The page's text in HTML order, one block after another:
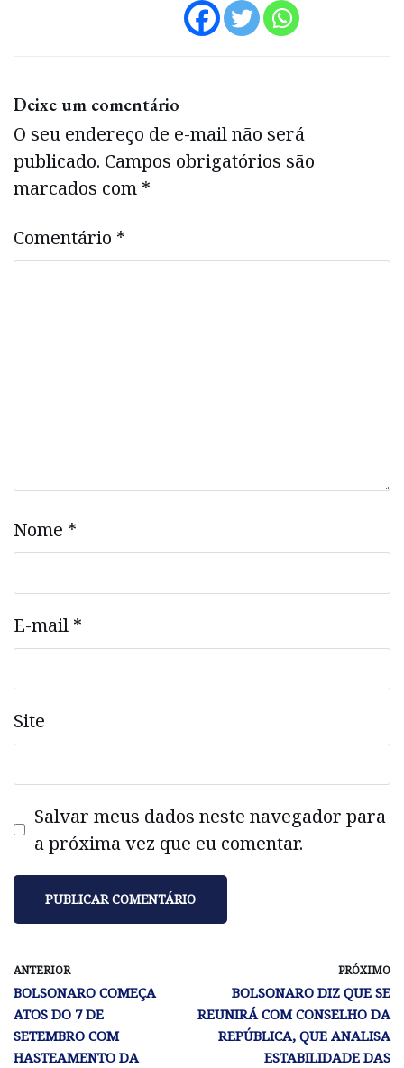
Deixe um comentário
O seu endereço de e-mail não será
publicado. Campos obrigatórios são
marcados com *
Comentário *
Nome *
E-mail *
Site
Salvar meus dados neste navegador para
a próxima vez que eu comentar.
ANTERIOR
BOLSONARO COMEÇA
ATOS DO 7 DE
SETEMBRO COM
HASTEAMENTO DA
PRÓXIMO
BOLSONARO DIZ QUE SE
REUNIRÁ COM CONSELHO DA
REPÚBLICA, QUE ANALISA
ESTABILIDADE DAS